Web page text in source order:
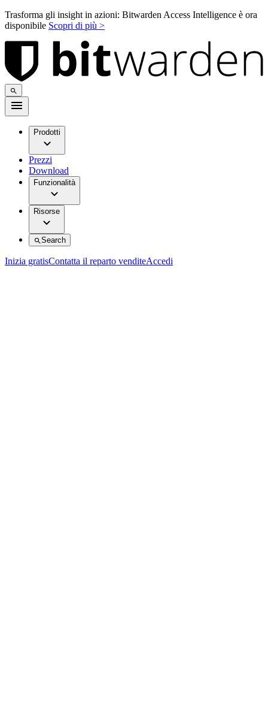
Trasforma gli insight in azioni: Bitwarden Access Intelligence è ora
disponibile Scopri di più >
Prodotti
Prezzi
Download
Funzionalità
Risorse
Search
Inizia gratisContatta il reparto venditeAccedi